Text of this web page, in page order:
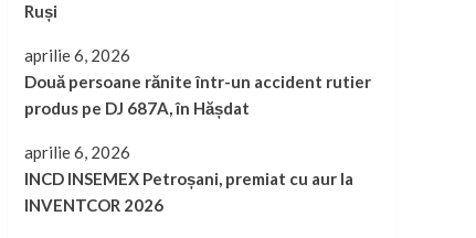
Ruși
aprilie 6, 2026
Două persoane rănite într-un accident rutier
produs pe DJ 687A, în Hășdat
aprilie 6, 2026
INCD INSEMEX Petroșani, premiat cu aur la
INVENTCOR 2026